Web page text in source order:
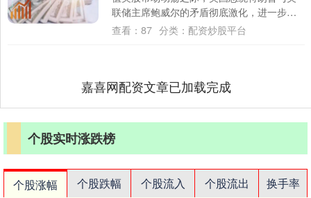
联储主席鲍威尔的矛盾彻底激化，进一步加
剧了市场的紧张情绪。另据日程安排，美联
查看： 87 分类： 配资炒股平台
嘉喜网配资文章已加载完成
个股实时涨跌榜
个股涨幅 个股跌幅 个股流入 个股流出
换手率